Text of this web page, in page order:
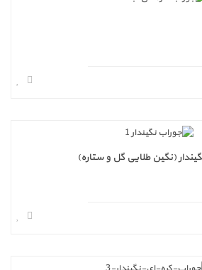
(نگین طلایی گل و ستاره)